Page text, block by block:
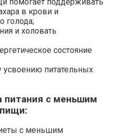
в крови и
голода;
и холовать
состояние
усвоению питательных
с меньшим